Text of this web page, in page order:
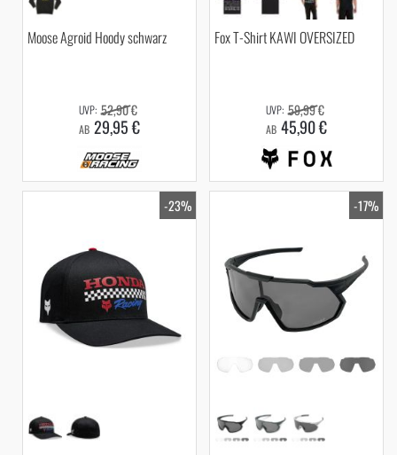
Moose Agroid Hoody schwarz
AB 29,95 €
52,90 €
Fox T-Shirt KAWI OVERSIZED
AB 45,90 €
59,99 €
-23% -17%